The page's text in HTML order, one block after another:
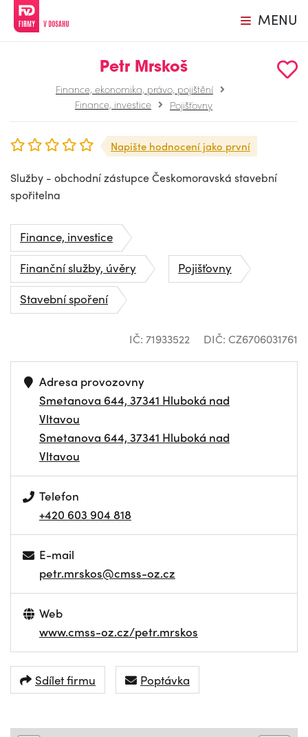
MENU
Petr Mrskoš
Finance, ekonomika, právo, pojištění
Finance, investice
Pojišťovny
Napište hodnocení jako první
Služby - obchodní zástupce Českomoravská stavební
spořitelna
Finance, investice
Finanční služby, úvěry
Pojišťovny
Stavební spoření
IČ: 71933522 DIČ: CZ6706031761
Adresa provozovny
Smetanova 644, 37341 Hluboká nad
Vltavou
Smetanova 644, 37341 Hluboká nad
Vltavou
Telefon
+420 603 904 818
E-mail
petr.mrskos@cmss-oz.cz
Web
www.cmss-oz.cz/petr.mrskos
Sdílet firmu Poptávka